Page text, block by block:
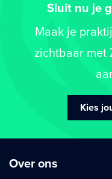
Sluit nu je
Maak je
zichtbaar met
Kies
Over ons